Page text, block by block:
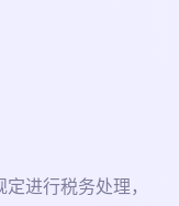
进行税务处理，